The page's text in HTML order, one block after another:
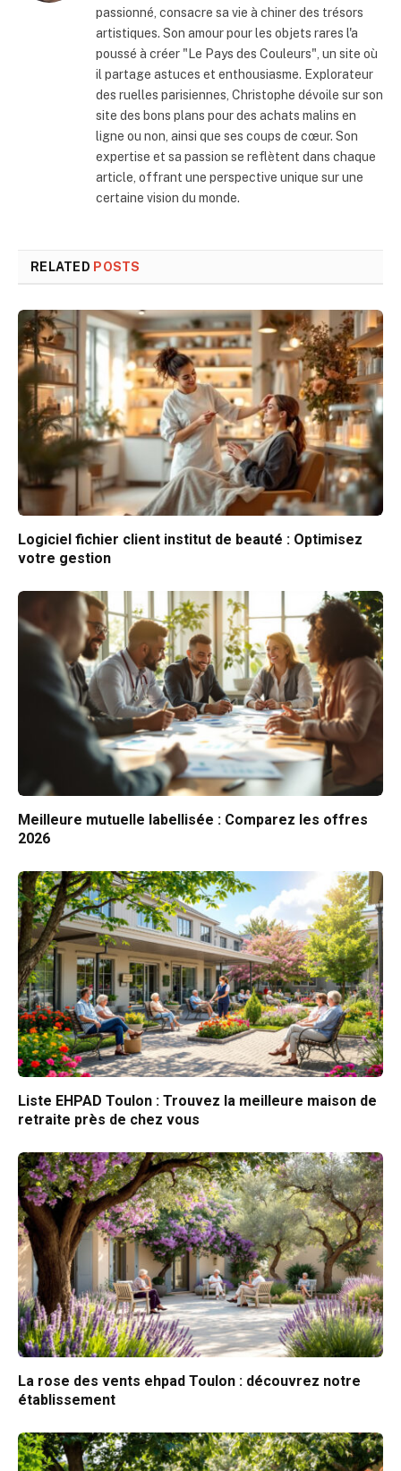
passionné, consacre sa vie à chiner des trésors
artistiques. Son amour pour les objets rares l'a
poussé à créer "Le Pays des Couleurs", un site où
il partage astuces et enthousiasme. Explorateur
des ruelles parisiennes, Christophe dévoile sur son
site des bons plans pour des achats malins en
ligne ou non, ainsi que ses coups de cœur. Son
expertise et sa passion se reflètent dans chaque
article, offrant une perspective unique sur une
certaine vision du monde.
RELATED POSTS
Logiciel fichier client institut de beauté : Optimisez
votre gestion
Meilleure mutuelle labellisée : Comparez les offres
2026
Liste EHPAD Toulon : Trouvez la meilleure maison de
retraite près de chez vous
La rose des vents ehpad Toulon : découvrez notre
établissement